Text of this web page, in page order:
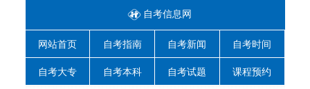
自考信息网
网站首页 自考指南 自考新闻 自考时间
自考大专 自考本科 自考试题 课程预约